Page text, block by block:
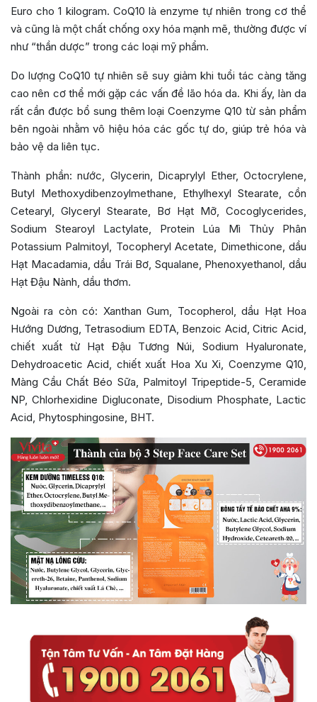
Euro cho 1 kilogram. CoQ10 là enzyme tự nhiên trong cơ thể
và cũng là một chất chống oxy hóa mạnh mẽ, thường được ví
như “thần dược” trong các loại mỹ phẩm.
Do lượng CoQ10 tự nhiên sẽ suy giảm khi tuổi tác càng tăng
cao nên cơ thể mới gặp các vấn đề lão hóa da. Khi ấy, làn da
rất cần được bổ sung thêm loại Coenzyme Q10 từ sản phẩm
bên ngoài nhằm vô hiệu hóa các gốc tự do, giúp trẻ hóa và
bảo vệ da liên tục.
Thành phần: nước, Glycerin, Dicaprylyl Ether, Octocrylene,
Butyl Methoxydibenzoylmethane, Ethylhexyl Stearate, cồn
Cetearyl, Glyceryl Stearate, Bơ Hạt Mỡ, Cocoglycerides,
Sodium Stearoyl Lactylate, Protein Lúa Mì Thủy Phân
Potassium Palmitoyl, Tocopheryl Acetate, Dimethicone, dầu
Hạt Macadamia, dầu Trái Bơ, Squalane, Phenoxyethanol, dầu
Hạt Đậu Nành, dầu thơm.
Ngoài ra còn có: Xanthan Gum, Tocopherol, dầu Hạt Hoa
Hướng Dương, Tetrasodium EDTA, Benzoic Acid, Citric Acid,
chiết xuất từ Hạt Đậu Tương Núi, Sodium Hyaluronate,
Dehydroacetic Acid, chiết xuất Hoa Xu Xi, Coenzyme Q10,
Màng Cầu Chất Béo Sữa, Palmitoyl Tripeptide-5, Ceramide
NP, Chlorhexidine Digluconate, Disodium Phosphate, Lactic
Acid, Phytosphingosine, BHT.